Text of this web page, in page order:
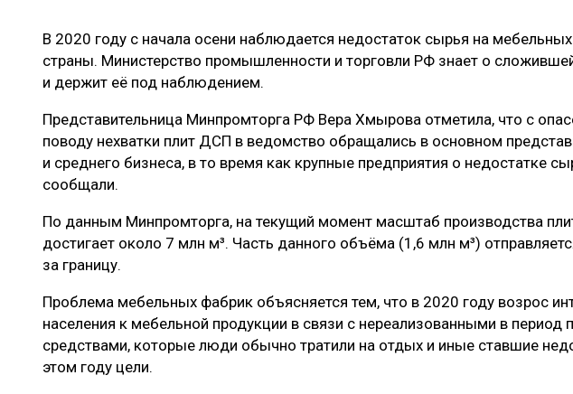
ЛОГИСТИКА
ПРОИЗВОДСТВО ДРЕВЕСНЫХ ПЛИТ
МЕБЕЛЬНОЕ ПРОИЗВОДСТВО
ЭКСПЕРТНОЕ МНЕНИЕ
В 2020 году с начала осени наблюдается недостаток сырья на
страны. Министерство промышленности и торговли РФ знает о
и держит её под наблюдением.
Представительница Минпромторга РФ Вера Хмырова отметила, что с
поводу нехватки плит ДСП в ведомство обращались в основном
и среднего бизнеса, в то время как крупные предприятия о недостатке
сообщали.
По данным Минпромторга, на текущий момент масштаб производства
достигает около 7 млн м³. Часть данного объёма (1,6 млн м³)
за границу.
Проблема мебельных фабрик объясняется тем, что в 2020 году возрос
населения к мебельной продукции в связи с нереализованными в период
средствами, которые люди обычно тратили на отдых и иные ставшие
этом году цели.